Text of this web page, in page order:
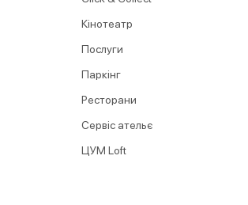
Кінотеатр
Послуги
Паркінг
Ресторани
Сервіс ательє
ЦУМ Loft